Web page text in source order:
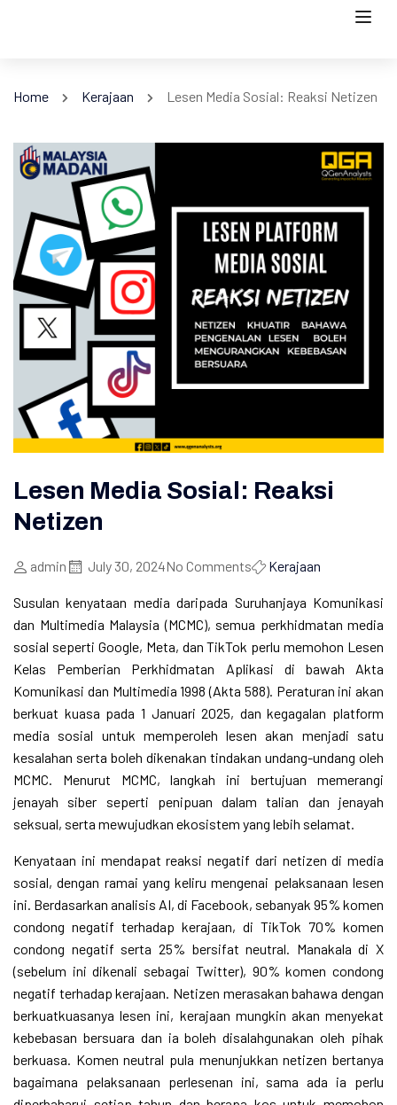
Home Kerajaan Lesen Media Sosial: Reaksi Netizen
Lesen Media Sosial: Reaksi
Netizen
admin July 30, 2024No Comments Kerajaan
Susulan kenyataan media daripada Suruhanjaya Komunikasi
dan Multimedia Malaysia (MCMC), semua perkhidmatan media
sosial seperti Google, Meta, dan TikTok perlu memohon Lesen
Kelas Pemberian Perkhidmatan Aplikasi di bawah Akta
Komunikasi dan Multimedia 1998 (Akta 588). Peraturan ini akan
berkuat kuasa pada 1 Januari 2025, dan kegagalan platform
media sosial untuk memperoleh lesen akan menjadi satu
kesalahan serta boleh dikenakan tindakan undang-undang oleh
MCMC. Menurut MCMC, langkah ini bertujuan memerangi
jenayah siber seperti penipuan dalam talian dan jenayah
seksual, serta mewujudkan ekosistem yang lebih selamat.
Kenyataan ini mendapat reaksi negatif dari netizen di media
sosial, dengan ramai yang keliru mengenai pelaksanaan lesen
ini. Berdasarkan analisis AI, di Facebook, sebanyak 95% komen
condong negatif terhadap kerajaan, di TikTok 70% komen
condong negatif serta 25% bersifat neutral. Manakala di X
(sebelum ini dikenali sebagai Twitter), 90% komen condong
negatif terhadap kerajaan. Netizen merasakan bahawa dengan
berkuatkuasanya lesen ini, kerajaan mungkin akan menyekat
kebebasan bersuara dan ia boleh disalahgunakan oleh pihak
berkuasa. Komen neutral pula menunjukkan netizen bertanya
bagaimana pelaksanaan perlesenan ini, sama ada ia perlu